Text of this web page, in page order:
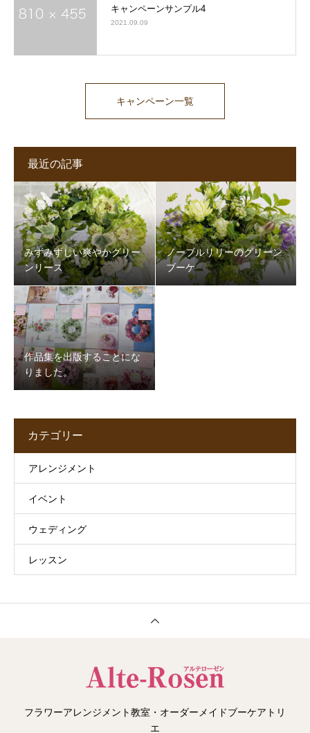
キャンペーンサンプル4
2021.09.09
キャンペーン一覧
最近の記事
みずみずしい爽やかグリー
ンリース
ノーブルリリーのグリーン
ブーケ
作品集を出版することにな
りました。
カテゴリー
アレンジメント
イベント
ウェディング
レッスン
フラワーアレンジメント教室・オーダーメイドブーケアトリ
エ